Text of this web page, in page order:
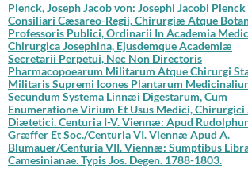
Plenck, Joseph Jacob von: Josephi Jacobi Plenck
Consiliari Cæsareo-Regii, Chirurgiæ Atque
Professoris Publici, Ordinarii In Academia
Chirurgica Josephina, Ejusdemque Academiæ
Secretarii Perpetui, Nec Non Directoris
Pharmacopoearum Militarum Atque Chirurgi
Militaris Supremi Icones Plantarum
Secundum Systema Linnæi Digestarum, Cum
Enumeratione Virium Et Usus Medici, Chirurgici
Diætetici. Centuria I-V. Viennæ: Apud
Græffer Et Soc./Centuria VI. Viennæ Apud A.
Blumauer/Centuria VII. Viennæ: Sumptibus
Camesinianae. Typis Jos. Degen. 1788-1803.